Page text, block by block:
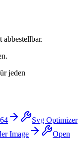
abbestellbar.
.
jeden
Svg Optimizer
Image
Open